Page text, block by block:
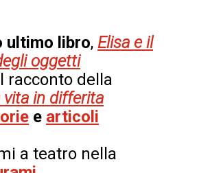
ultimo libro, Elisa e il
oggetti
racconto della
vita in differita
e articoli
a teatro nella